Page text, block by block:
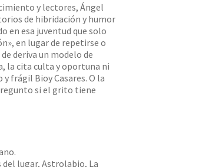
y lectores, Ángel
de hibridación y humor
en esa juventud que solo
en lugar de repetirse o
deriva un modelo de
la cita culta y oportuna ni
frágil Bioy Casares. O la
si el grito tiene
lugar, Astrolabio, La